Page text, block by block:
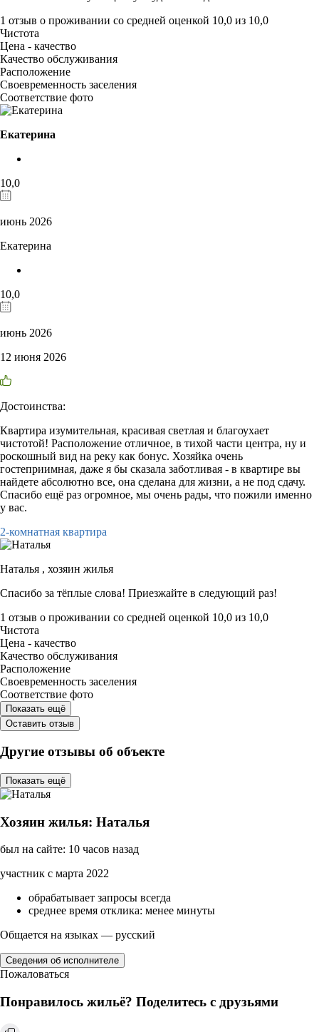
1 отзыв о проживании со средней оценкой 10,0 из 10,0
Чистота
Цена - качество
Качество обслуживания
Расположение
Своевременность заселения
Соответствие фото
Екатерина
10,0
июнь 2026
Екатерина
10,0
июнь 2026
12 июня 2026
Достоинства:
Квартира изумительная, красивая светлая и благоухает
чистотой! Расположение отличное, в тихой части центра, ну и
роскошный вид на реку как бонус. Хозяйка очень
гостеприимная, даже я бы сказала заботливая - в квартире вы
найдете абсолютно все, она сделана для жизни, а не под сдачу.
Спасибо ещё раз огромное, мы очень рады, что пожили именно
у вас.
2-комнатная квартира
Наталья , хозяин жилья
Спасибо за тёплые слова! Приезжайте в следующий раз!
1 отзыв о проживании со средней оценкой 10,0 из 10,0
Чистота
Цена - качество
Качество обслуживания
Расположение
Своевременность заселения
Соответствие фото
Показать ещё
Оставить отзыв
Другие отзывы об объекте
Показать ещё
Хозяин жилья: Наталья
был на сайте: 10 часов назад
участник с марта 2022
обрабатывает запросы всегда
среднее время отклика: менее минуты
Общается на языках — русский
Сведения об исполнителе
Пожаловаться
Понравилось жильё? Поделитесь с друзьями